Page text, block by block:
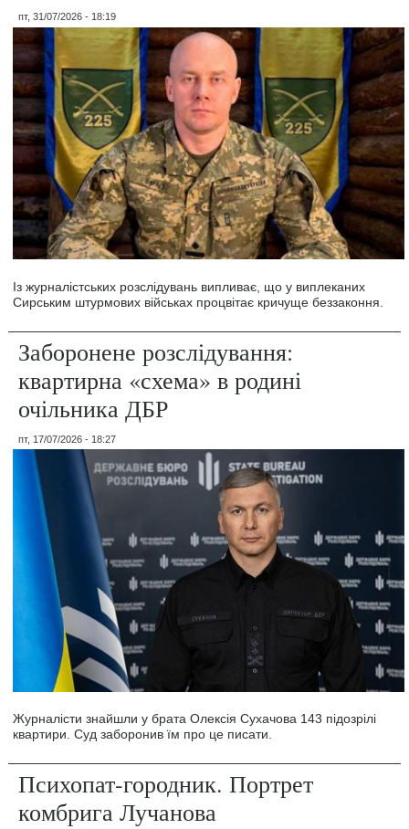
пт, 31/07/2026 - 18:19
Із журналістських розслідувань випливає, що у виплеканих
Сирським штурмових військах процвітає кричуще беззаконня.
Заборонене розслідування:
квартирна «схема» в родині
очільника ДБР
пт, 17/07/2026 - 18:27
Журналісти знайшли у брата Олексія Сухачова 143 підозрілі
квартири. Суд заборонив їм про це писати.
Психопат-городник. Портрет
комбрига Лучанова